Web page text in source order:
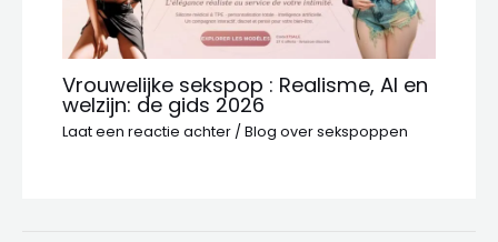
Vrouwelijke sekspop : Realisme, AI en
welzijn: de gids 2026
Laat een reactie achter /Blog over sekspoppen